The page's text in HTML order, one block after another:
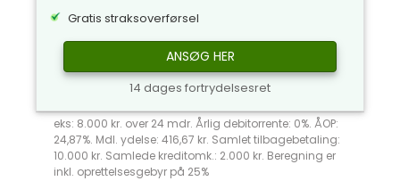
Gratis straksoverførsel
ANSØG HER
14 dages fortrydelsesret
eks: 8.000 kr. over 24 mdr. Årlig debitorrente: 0%. ÅOP:
24,87%. Mdl. ydelse: 416,67 kr. Samlet tilbagebetaling:
10.000 kr. Samlede kreditomk.: 2.000 kr. Beregning er
inkl. oprettelsesgebyr på 25%